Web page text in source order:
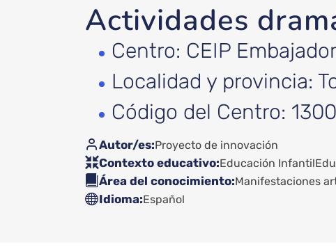
Actividades
Centro: CEIP
Localidad y provincia:
Código del Centro:
Autor/es Proyecto de innovación
Contexto educativo Educación Infantil
Área del conocimiento Manifestaciones
Idioma Español